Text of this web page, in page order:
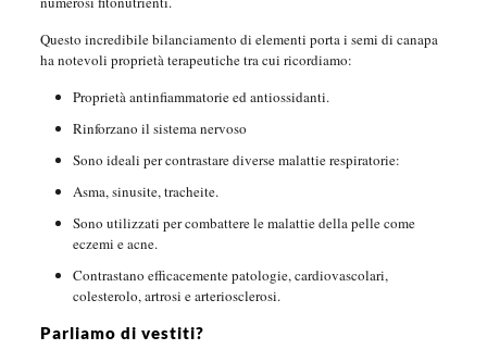
Questo incredibile bilanciamento di elementi porta i semi di canapa
ha notevoli proprietà terapeutiche tra cui ricordiamo:
Proprietà antinfiammatorie ed antiossidanti.
Rinforzano il sistema nervoso
Sono ideali per contrastare diverse malattie respiratorie:
Asma, sinusite, tracheite.
Sono utilizzati per combattere le malattie della pelle come
eczemi e acne.
Contrastano efficacemente patologie, cardiovascolari,
colesterolo, artrosi e arteriosclerosi.
Parliamo di vestiti?